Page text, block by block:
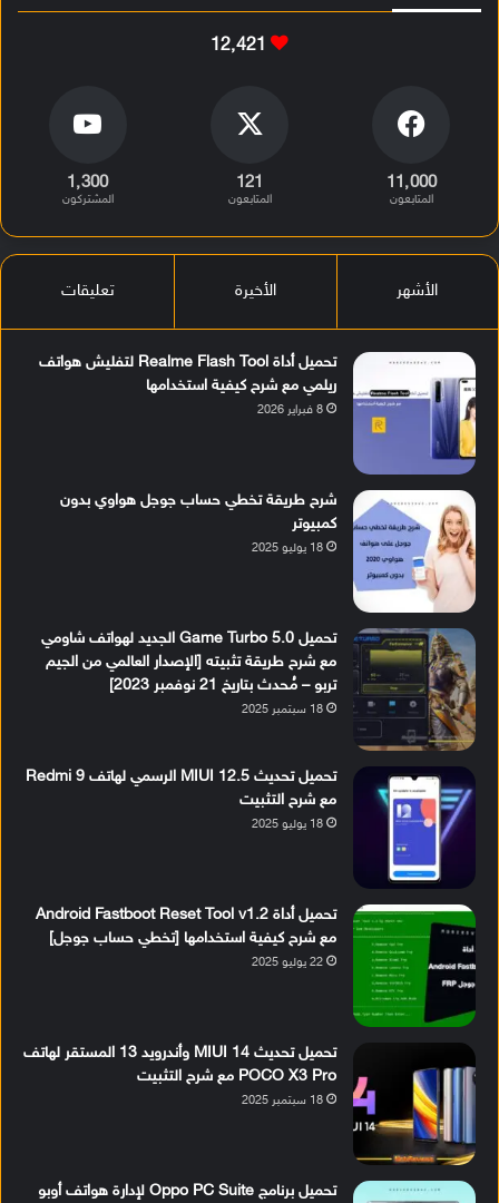
12٬421
11٬000
المتابعون
121
المتابعون
1٬300
المشتركون
الأشهر الأخيرة تعليقات
تحميل أداة Realme Flash Tool لتفليش هواتف
ريلمي مع شرح كيفية استخدامها
8 فبراير 2026
شرح طريقة تخطي حساب جوجل هواوي بدون
كمبيوتر
18 يوليو 2025
تحميل Game Turbo 5.0 الجديد لهواتف شاومي
مع شرح طريقة تثبيته [الإصدار العالمي من الجيم
تربو – مُحدث بتاريخ 21 نوفمبر 2023]
18 سبتمبر 2025
تحميل تحديث MIUI 12.5 الرسمي لهاتف Redmi 9
مع شرح التثبيت
18 يوليو 2025
تحميل أداة Android Fastboot Reset Tool v1.2
مع شرح كيفية استخدامها [تخطي حساب جوجل]
22 يوليو 2025
تحميل تحديث MIUI 14 وأندرويد 13 المستقر لهاتف
POCO X3 Pro مع شرح التثبيت
18 سبتمبر 2025
تحميل برنامج Oppo PC Suite لإدارة هواتف أوبو